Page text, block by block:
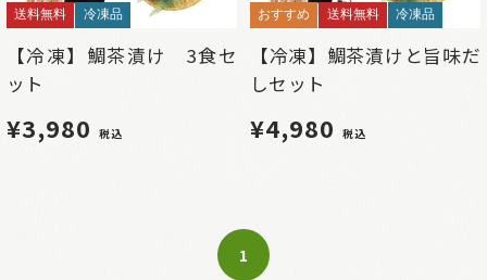
送料無料 冷凍品
【冷凍】鯛茶漬け 3食セ
ット
¥3,980 税込
おすすめ 送料無料 冷凍品
【冷凍】鯛茶漬けと旨味だ
しセット
¥4,980 税込
1